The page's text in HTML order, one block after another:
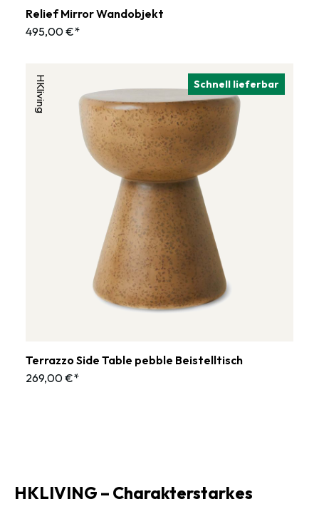
Relief Mirror Wandobjekt
495,00 €*
Schnell lieferbar
HKliving
Terrazzo Side Table pebble Beistelltisch
269,00 €*
HKLIVING – Charakterstarkes